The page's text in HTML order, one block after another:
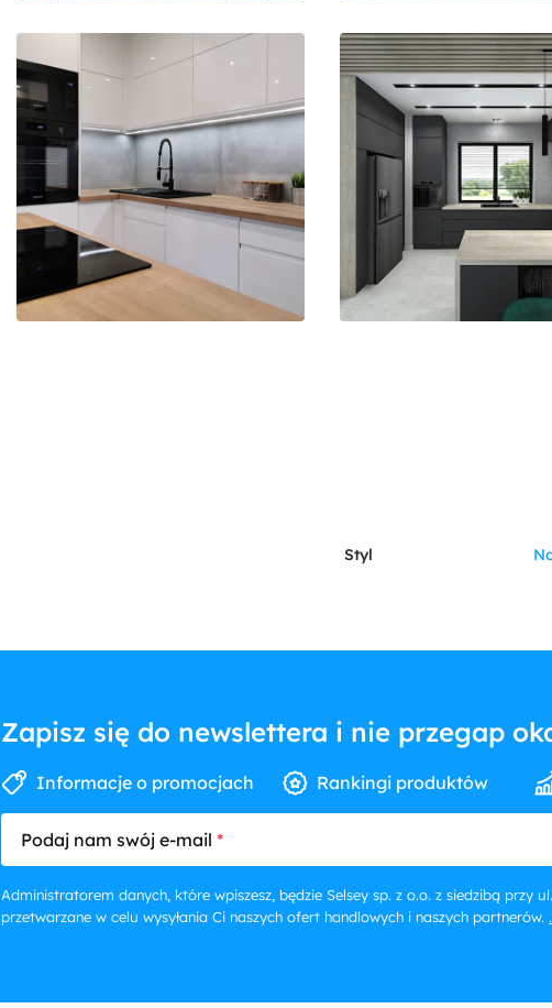
Styl
Zapisz się do newslettera i nie przegap
Informacje o promocjach Rankingi produktów
Podaj nam swój e-mail
Administratorem danych, które wpiszesz, będzie Selsey sp. z o.o. z siedzibą przy
przetwarzane w celu wysyłania Ci naszych ofert handlowych i naszych partnerów.